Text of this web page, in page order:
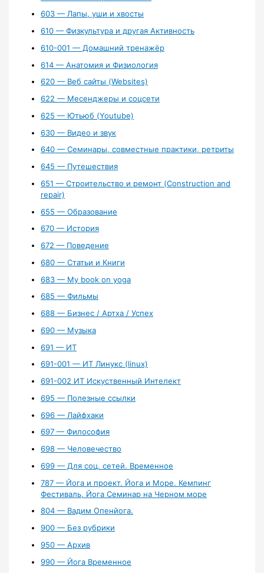
603 — Лапы, уши и хвосты
610 — Физкультура и другая Активность
610-001 — Домашний тренажёр
614 — Анатомия и Физиология
620 — Веб сайты (Websites)
622 — Месенджеры и соцсети
625 — Ютьюб (Youtube)
630 — Видео и звук
640 — Семинары, совместные практики, ретриты
645 — Путешествия
651 — Строительство и ремонт (Construction and
repair)
655 — Образование
670 — История
672 — Поведение
680 — Статьи и Книги
683 — My book on yoga
685 — Фильмы
688 — Бизнес / Артха / Успех
690 — Музыка
691 — ИТ
691-001 — ИТ Линукс (linux)
691-002 ИТ Искуственный Интелект
695 — Полезные ссылки
696 — Лайфхаки
697 — Философия
698 — Человечество
699 — Для соц. сетей. Временное
787 — Йога и проект. Йога и Море. Кемпинг
Фестиваль, Йога Семинар на Черном море
804 — Вадим Опенйога.
900 — Без рубрики
950 — Архив
990 — Йога Временное